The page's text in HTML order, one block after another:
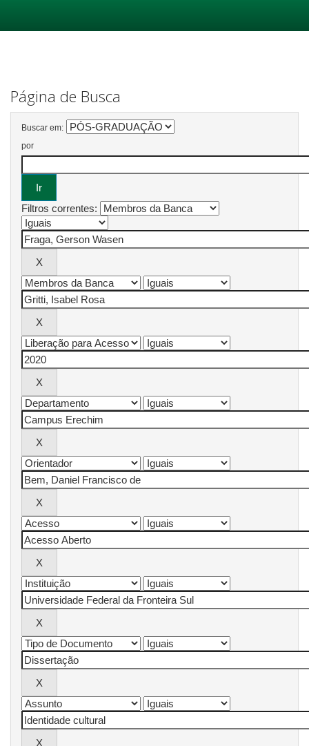
Página de Busca
Buscar em:
por
Filtros correntes: